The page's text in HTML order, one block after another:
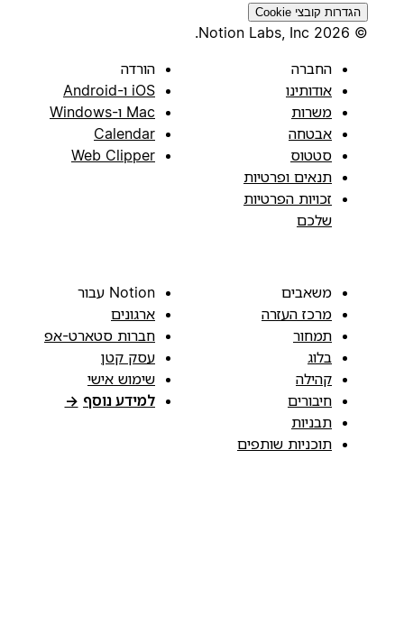
הגדרות קובצי Cookie
החברה
אודותינו
משרות
אבטחה
סטטוס
תנאים ופרטיות
זכויות הפרטיות
שלכם
הורדה
iOS ו-Android
Mac ו-Windows
Calendar
Web Clipper
משאבים
מרכז העזרה
תמחור
בלוג
קהילה
חיבורים
תבניות
תוכניות שותפים
Notion עבור
ארגונים
חברות סטארט-אפ
עסק קטן
שימוש אישי
למידע נוסף →